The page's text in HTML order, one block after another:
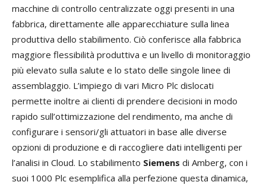
macchine di controllo centralizzate oggi presenti in una
fabbrica, direttamente alle apparecchiature sulla linea
produttiva dello stabilimento. Ciò conferisce alla fabbrica
maggiore flessibilità produttiva e un livello di monitoraggio
più elevato sulla salute e lo stato delle singole linee di
assemblaggio. L’impiego di vari Micro Plc dislocati
permette inoltre ai clienti di prendere decisioni in modo
rapido sull’ottimizzazione del rendimento, ma anche di
configurare i sensori/gli attuatori in base alle diverse
opzioni di produzione e di raccogliere dati intelligenti per
l’analisi in Cloud. Lo stabilimento Siemens di Amberg, con i
suoi 1000 Plc esemplifica alla perfezione questa dinamica,